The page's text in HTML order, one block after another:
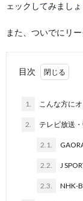
ェックしてみましょ
また、ついでにリ
目次
1. こんな方に
2. テレビ放送
2.1.
2.2. J
2.3. NHK-